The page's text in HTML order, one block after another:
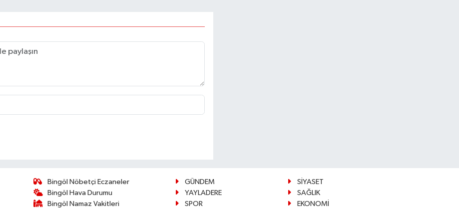
Bingöl Nöbetçi Eczaneler
Bingöl Hava Durumu
Bingöl Namaz Vakitleri
GÜNDEM
SİYASET
YAYLADERE
SAĞLIK
SPOR
EKONOMİ